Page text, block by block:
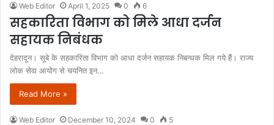
Web Editor April 1, 2025 0 6
सहकारिता विभाग को मिले आधा दर्जन
सहायक निबंधक
देहरादून। सूबे के सहकारिता विभाग को आधा दर्जन सहायक निबन्धक मिल गये हैं। राज्य
लोक सेवा आयोग से चयनित इन…
Read More »
Web Editor December 10, 2024 0 5